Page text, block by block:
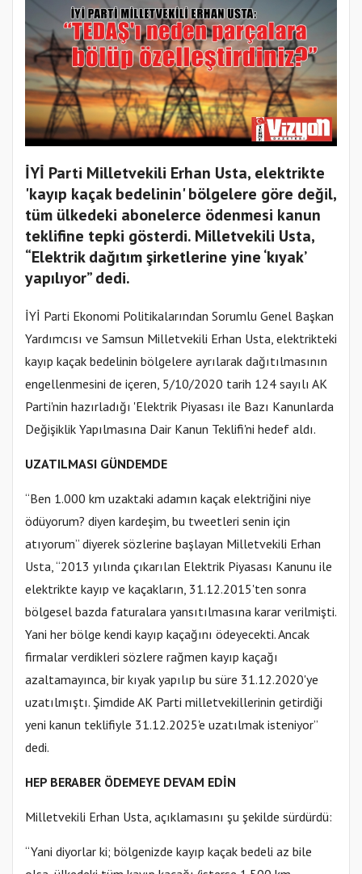
İYİ Parti Milletvekili Erhan Usta, elektrikte
'kayıp kaçak bedelinin' bölgelere göre değil,
tüm ülkedeki abonelerce ödenmesi kanun
teklifine tepki gösterdi. Milletvekili Usta,
“Elektrik dağıtım şirketlerine yine ‘kıyak’
yapılıyor” dedi.
İYİ Parti Ekonomi Politikalarından Sorumlu Genel Başkan
Yardımcısı ve Samsun Milletvekili Erhan Usta, elektrikteki
kayıp kaçak bedelinin bölgelere ayrılarak dağıtılmasının
engellenmesini de içeren, 5/10/2020 tarih 124 sayılı AK
Parti'nin hazırladığı 'Elektrik Piyasası ile Bazı Kanunlarda
Değişiklik Yapılmasına Dair Kanun Teklifi'ni hedef aldı.
UZATILMASI GÜNDEMDE
“Ben 1.000 km uzaktaki adamın kaçak elektriğini niye
ödüyorum? diyen kardeşim, bu tweetleri senin için
atıyorum” diyerek sözlerine başlayan Milletvekili Erhan
Usta, “2013 yılında çıkarılan Elektrik Piyasası Kanunu ile
elektrikte kayıp ve kaçakların, 31.12.2015'ten sonra
bölgesel bazda faturalara yansıtılmasına karar verilmişti.
Yani her bölge kendi kayıp kaçağını ödeyecekti. Ancak
firmalar verdikleri sözlere rağmen kayıp kaçağı
azaltamayınca, bir kıyak yapılıp bu süre 31.12.2020'ye
uzatılmıştı. Şimdide AK Parti milletvekillerinin getirdiği
yeni kanun teklifiyle 31.12.2025'e uzatılmak isteniyor”
dedi.
HEP BERABER ÖDEMEYE DEVAM EDİN
Milletvekili Erhan Usta, açıklamasını şu şekilde sürdürdü:
“Yani diyorlar ki; bölgenizde kayıp kaçak bedeli az bile